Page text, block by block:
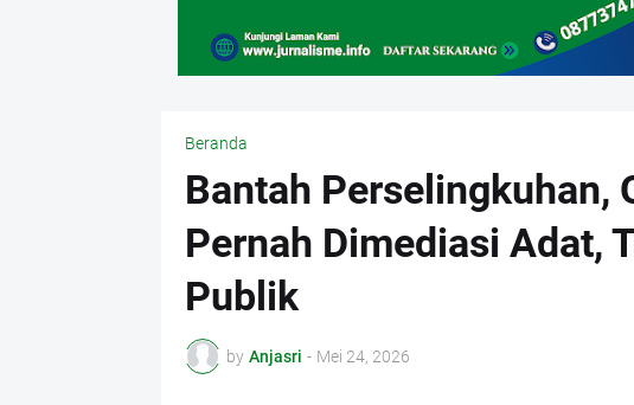
Beranda
Bantah Perselingkuhan,
Pernah Dimediasi Adat,
Publik
by Anjasri - Mei 24, 2026